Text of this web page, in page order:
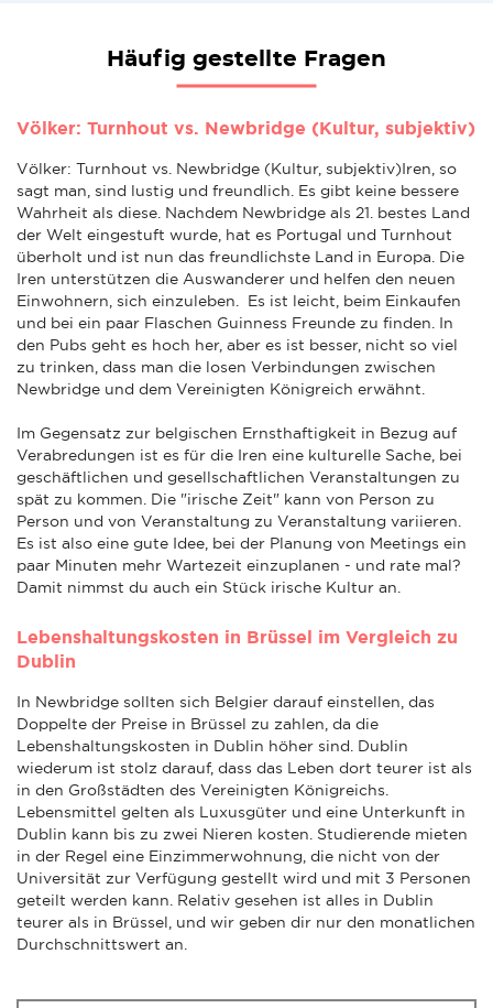
Häufig gestellte Fragen
Völker: Turnhout vs. Newbridge (Kultur, subjektiv)
Völker: Turnhout vs. Newbridge (Kultur, subjektiv)Iren, so
sagt man, sind lustig und freundlich. Es gibt keine bessere
Wahrheit als diese. Nachdem Newbridge als 21. bestes Land
der Welt eingestuft wurde, hat es Portugal und Turnhout
überholt und ist nun das freundlichste Land in Europa. Die
Iren unterstützen die Auswanderer und helfen den neuen
Einwohnern, sich einzuleben. Es ist leicht, beim Einkaufen
und bei ein paar Flaschen Guinness Freunde zu finden. In
den Pubs geht es hoch her, aber es ist besser, nicht so viel
zu trinken, dass man die losen Verbindungen zwischen
Newbridge und dem Vereinigten Königreich erwähnt.
Im Gegensatz zur belgischen Ernsthaftigkeit in Bezug auf
Verabredungen ist es für die Iren eine kulturelle Sache, bei
geschäftlichen und gesellschaftlichen Veranstaltungen zu
spät zu kommen. Die "irische Zeit" kann von Person zu
Person und von Veranstaltung zu Veranstaltung variieren.
Es ist also eine gute Idee, bei der Planung von Meetings ein
paar Minuten mehr Wartezeit einzuplanen - und rate mal?
Damit nimmst du auch ein Stück irische Kultur an.
Lebenshaltungskosten in Brüssel im Vergleich zu
Dublin
In Newbridge sollten sich Belgier darauf einstellen, das
Doppelte der Preise in Brüssel zu zahlen, da die
Lebenshaltungskosten in Dublin höher sind. Dublin
wiederum ist stolz darauf, dass das Leben dort teurer ist als
in den Großstädten des Vereinigten Königreichs.
Lebensmittel gelten als Luxusgüter und eine Unterkunft in
Dublin kann bis zu zwei Nieren kosten. Studierende mieten
in der Regel eine Einzimmerwohnung, die nicht von der
Universität zur Verfügung gestellt wird und mit 3 Personen
geteilt werden kann. Relativ gesehen ist alles in Dublin
teurer als in Brüssel, und wir geben dir nur den monatlichen
Durchschnittswert an.